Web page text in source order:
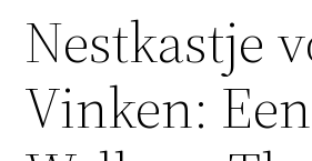
Nestkastje
Vinken: Een